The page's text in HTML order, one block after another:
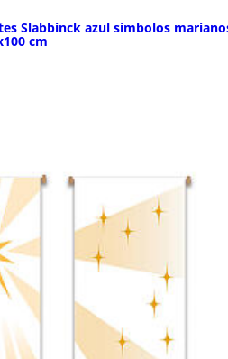
Slabbinck azul símbolos
cm